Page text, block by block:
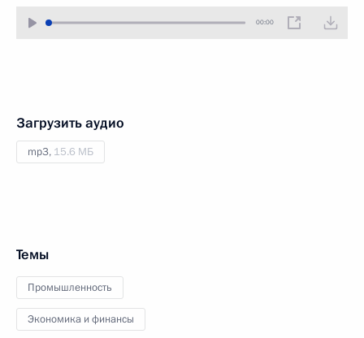
00:00
Загрузить аудио
mp3, 15.6 МБ
Темы
Промышленность
Экономика и финансы